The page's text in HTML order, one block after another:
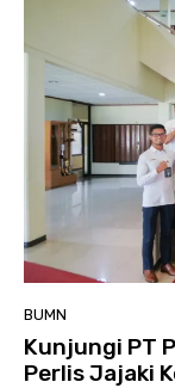
BUMN
Kunjungi PT
Perlis Jajaki